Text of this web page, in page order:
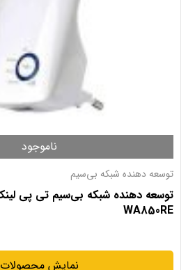
ناموجود
توسعه دهنده شبکه بی‌سیم
WA850RE
نمایش محصولات